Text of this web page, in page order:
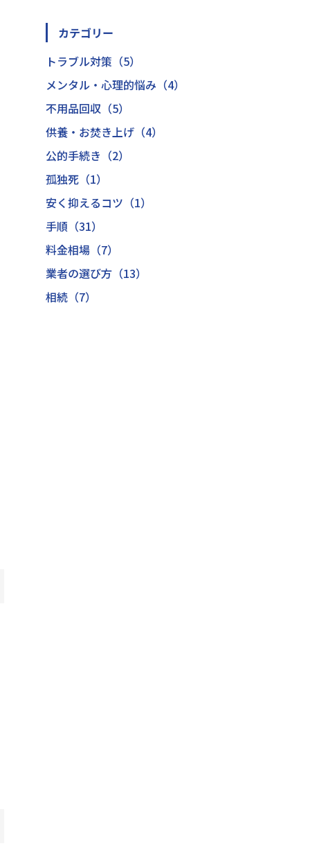
カテゴリー
トラブル対策（5）
メンタル・心理的悩み（4）
不用品回収（5）
供養・お焚き上げ（4）
公的手続き（2）
孤独死（1）
安く抑えるコツ（1）
手順（31）
料金相場（7）
業者の選び方（13）
相続（7）